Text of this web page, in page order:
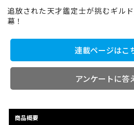
追放された天才鑑定士が挑むギル
幕！
連載ページはこ
アンケートに答
商品概要